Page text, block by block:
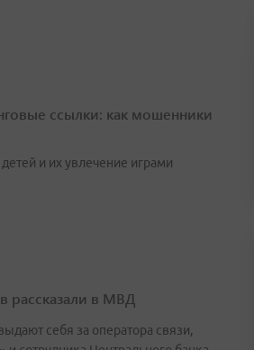
ссылки: как мошенники
и их увлечение играми
рассказали в МВД
себя за оператора связи,